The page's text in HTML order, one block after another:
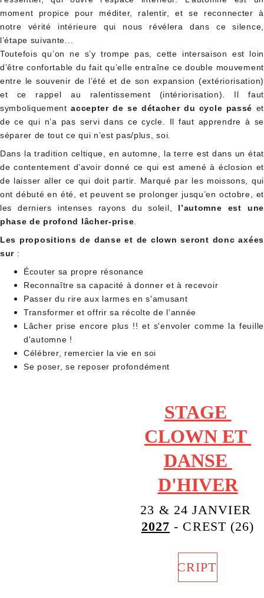
moment propice pour méditer, ralentir, et se reconnecter à
notre vérité intérieure qui nous révélera dans ce silence,
l’étape suivante...
Toutefois qu’on ne s’y trompe pas, cette intersaison est loin
d’être confortable du fait qu’elle entraîne ce double mouvement
entre le souvenir de l’été et de son expansion (extériorisation)
et ce rappel au ralentissement (intériorisation). Il faut
symboliquementaccepter de se détacher du cycle passé et
de ce qui n’a pas servi dans ce cycle. Il faut apprendre à se
séparer de tout ce qui n’est pas/plus, soi.
Dans la tradition celtique, en automne, la terre est dans un état
de contentement d’avoir donné ce qui est amené à éclosion et
de laisser aller ce qui doit partir. Marqué par les moissons, qui
ont débuté en été, et peuvent se prolonger jusqu’en octobre, et
les derniers intenses rayons du soleil, l’automne est une
phase de profond lâcher-prise
Les propositions de danse et de clown seront donc axées
sur :
Écouter sa propre résonance
Reconnaître sa capacité à donner et à recevoir
Passer du rire aux larmes en s'amusant
Transformer et offrir sa récolte de l'année
Lâcher prise encore plus !! et s'envoler comme la feuille
d'automne !
Célébrer, remercier la vie en soi
Se poser, se reposer profondément
STAGE
CLOWN ET
DANSE
D'HIVER
23 & 24 JANVIER
2027 - CREST (26)
INSCRIPTION